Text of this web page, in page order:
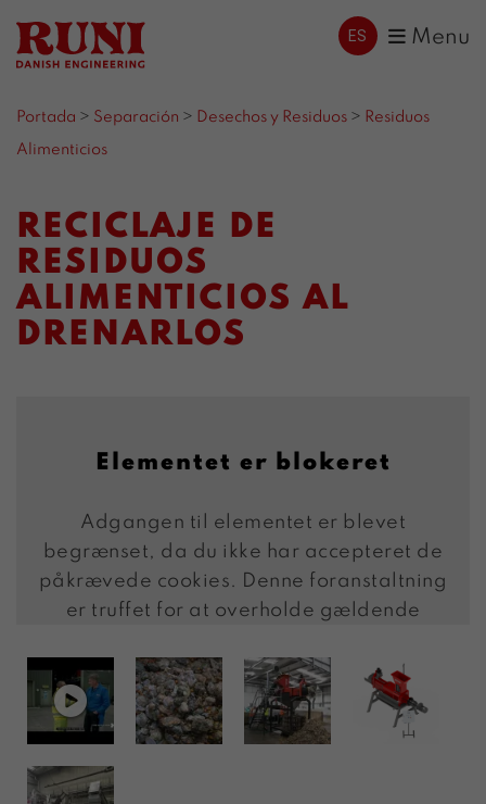
Menu
ES
Portada > Separación > Desechos y Residuos > Residuos
Alimenticios
RECICLAJE DE
RESIDUOS
ALIMENTICIOS AL
DRENARLOS
Elementet er blokeret
Adgangen til elementet er blevet
begrænset, da du ikke har accepteret de
påkrævede cookies. Denne foranstaltning
er truffet for at overholde gældende
adgang til elementet ved at acceptere
cookies for elementet.